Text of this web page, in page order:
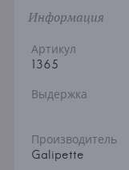
Информация
Артикул
1365
Выдержка
Производитель
Galipette